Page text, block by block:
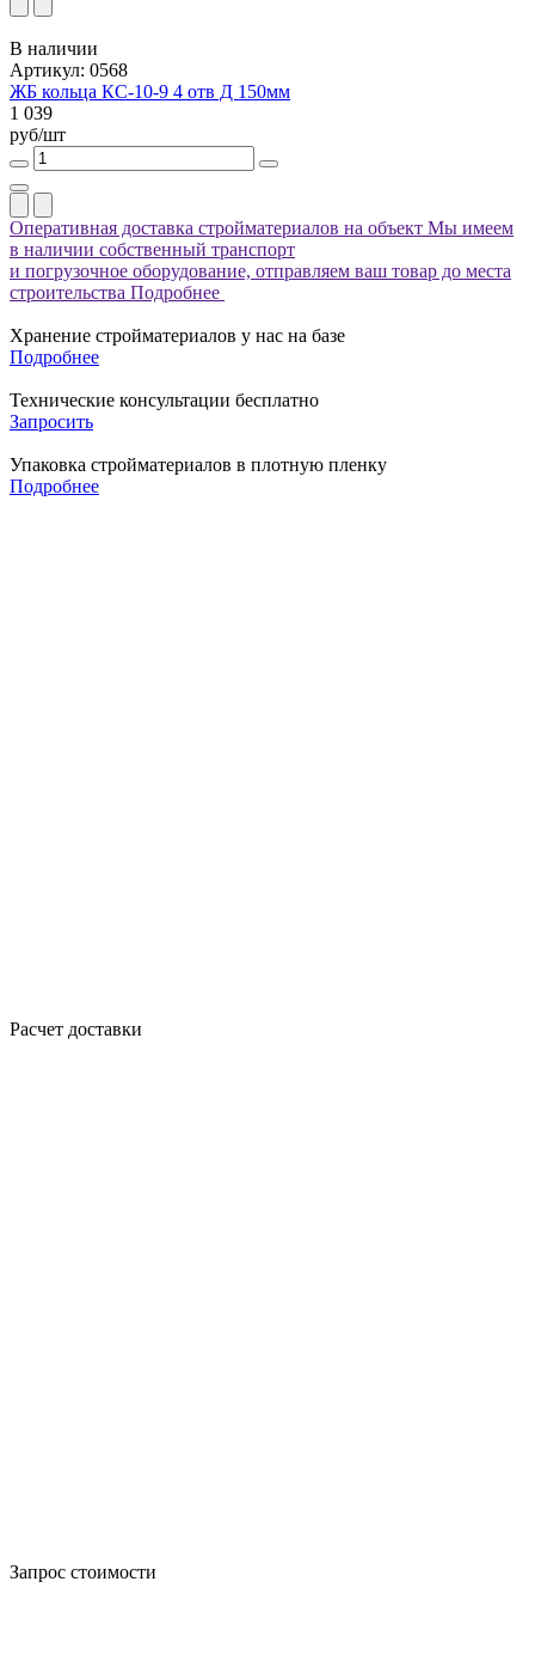
В наличии
Артикул: 0568
ЖБ кольца КС-10-9 4 отв Д 150мм
1 039
руб/шт
Оперативная доставка стройматериалов на объект Мы имеем
в наличии собственный транспорт
и погрузочное оборудование, отправляем ваш товар до места
строительства Подробнее
Хранение стройматериалов у нас на базе
Подробнее
Технические консультации бесплатно
Запросить
Упаковка стройматериалов в плотную пленку
Подробнее
Расчет доставки
Запрос стоимости